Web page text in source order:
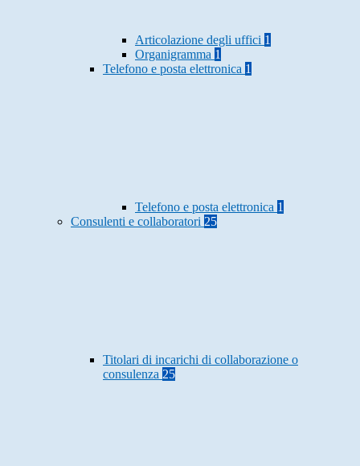
Articolazione degli uffici 1
Organigramma 1
Telefono e posta elettronica 1
Telefono e posta elettronica 1
Consulenti e collaboratori 25
Titolari di incarichi di collaborazione o
consulenza 25